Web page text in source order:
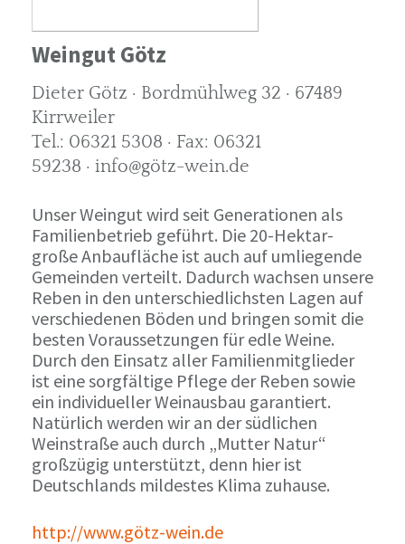
Weingut Götz
Dieter Götz · Bordmühlweg 32 · 67489
Kirrweiler
Tel.: 06321 5308 · Fax: 06321
59238 · info@götz-wein.de
Unser Weingut wird seit Generationen als
Familienbetrieb geführt. Die 20-Hektar-
große Anbaufläche ist auch auf umliegende
Gemeinden verteilt. Dadurch wachsen unsere
Reben in den unterschiedlichsten Lagen auf
verschiedenen Böden und bringen somit die
besten Voraussetzungen für edle Weine.
Durch den Einsatz aller Familienmitglieder
ist eine sorgfältige Pflege der Reben sowie
ein individueller Weinausbau garantiert.
Natürlich werden wir an der südlichen
Weinstraße auch durch „Mutter Natur“
großzügig unterstützt, denn hier ist
Deutschlands mildestes Klima zuhause.
http://www.götz-wein.de